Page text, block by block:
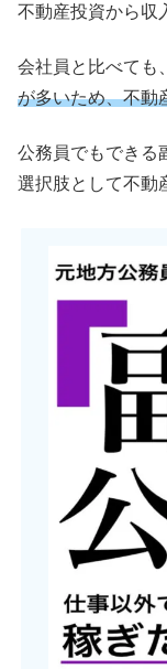
不動産投資から収
会社員と比べても、
が多いため、不動
公務員でもできる
選択肢として不動